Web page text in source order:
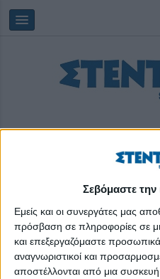
Σεβόμαστε την
Εμείς και οι συνεργάτες μας
πρόσβαση σε πληροφορίες σε
και επεξεργαζόμαστε
αναγνωριστικοί και
αποστέλλονται από μια συσκευή
Πέμπτη, 06/
Ν.Νεγροπόντε